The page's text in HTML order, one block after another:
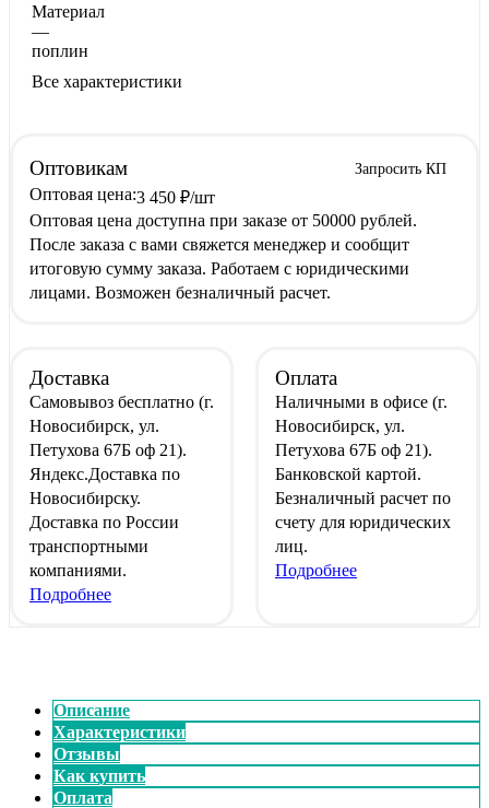
Материал
—
поплин
Все характеристики
Оптовикам Запросить КП
Оптовая цена:3 450 ₽/шт
Оптовая цена доступна при заказе от 50000 рублей.
После заказа с вами свяжется менеджер и сообщит
итоговую сумму заказа. Работаем с юридическими
лицами. Возможен безналичный расчет.
Доставка
Самовывоз бесплатно (г.
Новосибирск, ул.
Петухова 67Б оф 21).
Яндекс.Доставка по
Новосибирску.
Доставка по России
транспортными
компаниями.
Подробнее
Оплата
Наличными в офисе (г.
Новосибирск, ул.
Петухова 67Б оф 21).
Банковской картой.
Безналичный расчет по
счету для юридических
лиц.
Подробнее
Описание
Характеристики
Отзывы
Как купить
Оплата